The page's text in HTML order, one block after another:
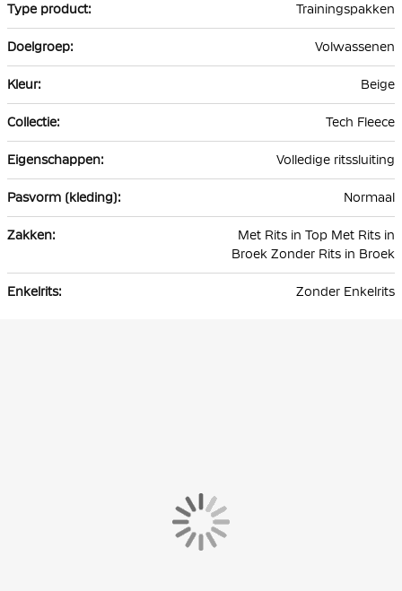
Trainingspakken
Volwassenen
Beige
Tech Fleece
Volledige ritssluiting
Normaal
Met Rits in Top Met Rits in
Broek Zonder Rits in Broek
Zonder Enkelrits